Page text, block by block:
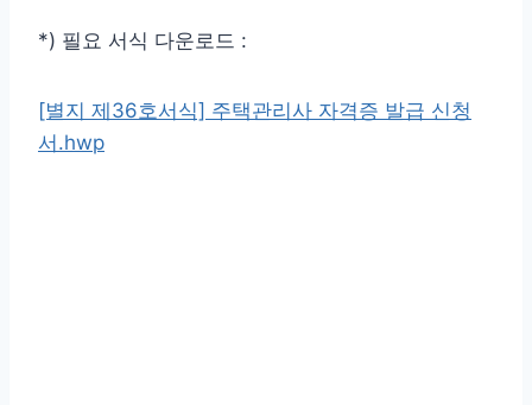
*) 필요 서식 다운로드 :
[별지 제36호서식] 주택관리사 자격증 발급 신청
서.hwp